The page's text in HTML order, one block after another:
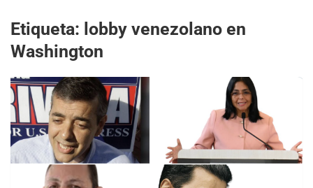
Etiqueta: lobby venezolano en
Washington